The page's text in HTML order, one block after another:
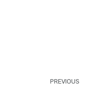
PREVIOUS